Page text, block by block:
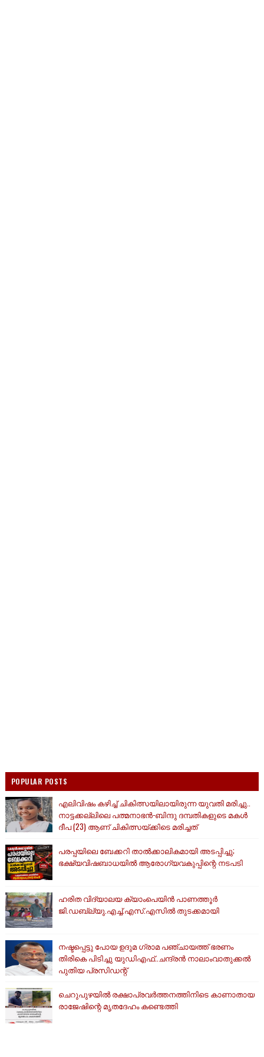
POPULAR POSTS
എലിവിഷം കഴിച്ച് ചികിത്സയിലായിരുന്ന യുവതി മരിച്ചു..
നാട്ടക്കല്ലിലെ പത്മനാഭൻ-ബിന്ദു ദമ്പതികളുടെ മകൾ
ദീപ (23) ആണ് ചികിത്സയ്ക്കിടെ മരിച്ചത്
പരപ്പയിലെ ബേക്കറി താൽക്കാലികമായി അടപ്പിച്ചു;
ഭക്ഷ്യവിഷബാധയിൽ ആരോഗ്യവകുപ്പിന്റെ നടപടി
ഹരിത വിദ്യാലയ ക്യാംപെയിൻ പാണത്തൂർ
ജി.ഡബ്ല്യു.എച്ച്.എസ്.എസിൽ തുടക്കമായി
നഷ്ടപ്പെട്ടു പോയ ഉദുമ ഗ്രാമ പഞ്ചായത്ത് ഭരണം
തിരികെ പിടിച്ചു യുഡിഎഫ്..ചന്ദ്രൻ നാലാംവാതുക്കൽ
പുതിയ പ്രസിഡന്റ്
ചെറുപുഴയിൽ രക്ഷാപ്രവർത്തനത്തിനിടെ കാണാതായ
രാജേഷിന്റെ മൃതദേഹം കണ്ടെത്തി